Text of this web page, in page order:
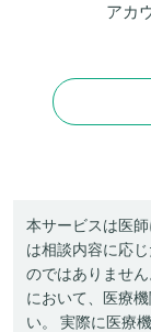
アカ
本サービスは医
は相談内容に応
のではありませ
において、医療
い。 実際に医療